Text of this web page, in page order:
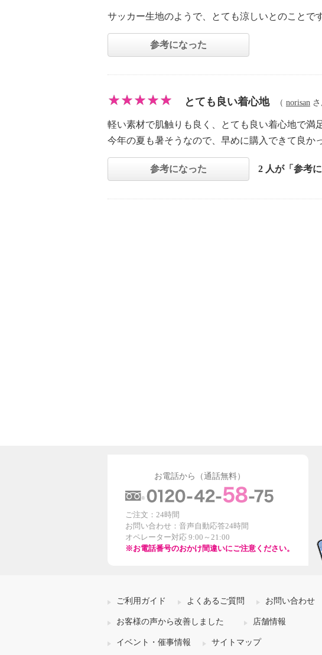
サッカー生地のようで、とても涼しいとのことで
参考になった
とても良い着心地 （ norisan
軽い素材で肌触りも良く、とても良い着心地で満
今年の夏も暑そうなので、早めに購入できて良か
参考になった 2 人が「参考
お電話から（通話無料）
ご注文：24時間
お問い合わせ：音声自動応答24時間
オペレーター対応 9:00～21:00
※お電話番号のおかけ間違いにご注意ください。
ご利用ガイド よくあるご質問 お問い合わせ
お客様の声から改善しました 店舗情報
イベント・催事情報 サイトマップ